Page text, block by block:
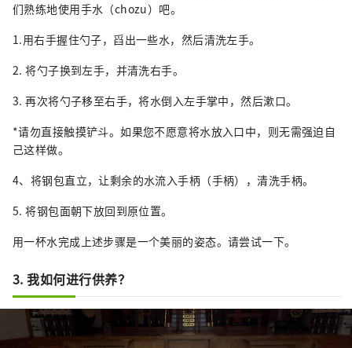
们熟练地使用手水（chozu）吧。
1.用右手握住勺子，舀出一些水，然后清洗左手。
2. 将勺子换到左手，并清洗右手。
3. 再次将勺子移至右手，将水倒入左手掌中，然后漱口。
*请勿直接触摸铲斗。如果您不愿意将水放入口中，则无需强迫自
己这样做。
4、将钢包直立，让剩余的水流入手柄（手柄），清洗手柄。
5. 将钢包面朝下放回到原位置。
用一杯水完成上述步骤是一个美丽的姿态。请尝试一下。
3. 我如何进行供养？